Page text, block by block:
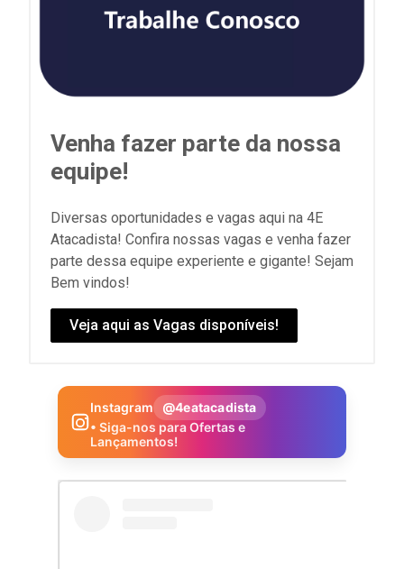
Venha fazer parte da nossa
equipe!
Diversas oportunidades e vagas aqui na 4E
Atacadista! Confira nossas vagas e venha fazer
parte dessa equipe experiente e gigante! Sejam
Bem vindos!
Veja aqui as Vagas disponíveis!
Instagram
@4eatacadista
• Siga-nos para Ofertas e
Lançamentos!